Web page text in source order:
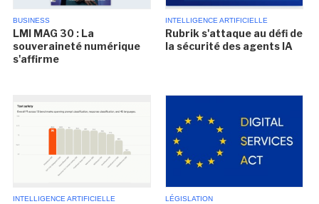
BUSINESS
LMI MAG 30 : La
souveraineté numérique
s'affirme
INTELLIGENCE ARTIFICIELLE
Rubrik s'attaque au défi de
la sécurité des agents IA
INTELLIGENCE ARTIFICIELLE LÉGISLATION